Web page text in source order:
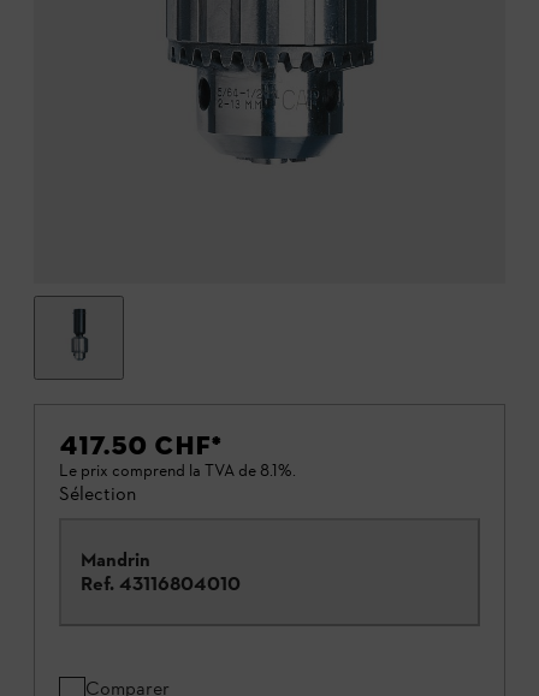
417.50 CHF*
Le prix comprend la TVA de 8.1%.
Sélection
Mandrin
Ref. 43116804010
Comparer